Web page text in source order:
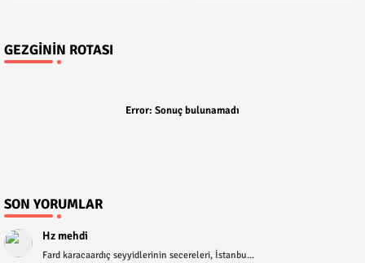
GEZGININ ROTASI
Error: Sonuç bulunamadı
SON YORUMLAR
Hz mehdi
Fard karacaardıç seyyidlerinin secereleri, İstanbu...